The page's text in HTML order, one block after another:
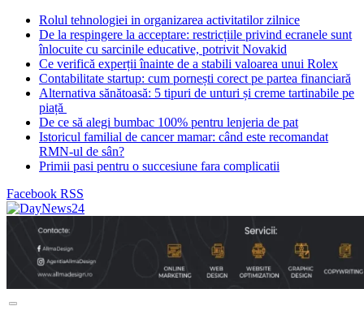
Rolul tehnologiei in organizarea activitatilor zilnice
De la respingere la acceptare: restricțiile privind ecranele sunt
înlocuite cu sarcinile educative, potrivit Novakid
Ce verifică experții înainte de a stabili valoarea unui Rolex
Contabilitate startup: cum pornești corect pe partea financiară
Alternativa sănătoasă: 5 tipuri de unturi și creme tartinabile pe
piață
De ce să alegi bumbac 100% pentru lenjeria de pat
Istoricul familial de cancer mamar: când este recomandat
RMN-ul de sân?
Primii pasi pentru o succesiune fara complicatii
Facebook RSS